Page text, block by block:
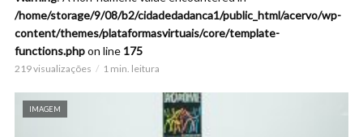
/home/storage/9/08/b2/cidadedadanca1/public_html/acervo/wp-
content/themes/plataformasvirtuais/core/template-
functions.phpon line 175
219 visualizações 1 min. leitura
IMAGEM